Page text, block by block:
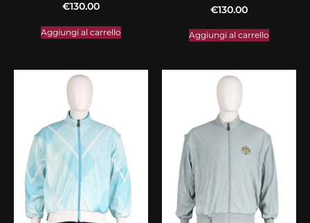
€130.00
Aggiungi al carrello
€130.00
Aggiungi al carrello